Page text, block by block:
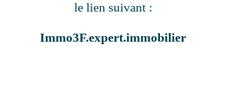
le lien suivant :
Immo3F.expert.immobilier